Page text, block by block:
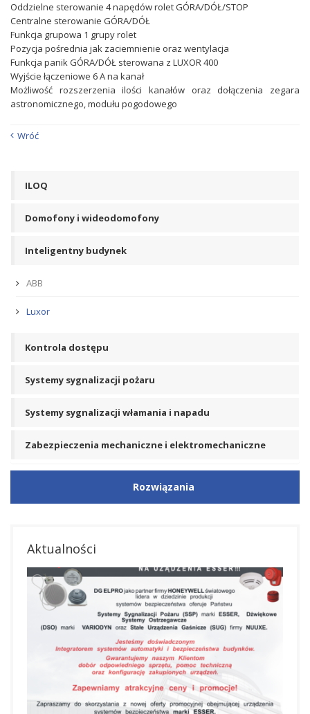
Oddzielne sterowanie 4 napędów rolet GÓRA/DÓŁ/STOP
Centralne sterowanie GÓRA/DÓŁ
Funkcja grupowa 1 grupy rolet
Pozycja pośrednia jak zaciemnienie oraz wentylacja
Funkcja panik GÓRA/DÓŁ sterowana z LUXOR 400
Wyjście łączeniowe 6 A na kanał
Możliwość rozszerzenia ilości kanałów oraz dołączenia zegara
astronomicznego, modułu pogodowego
Wróć
ILOQ
Domofony i wideodomofony
Inteligentny budynek
ABB
Luxor
Kontrola dostępu
Systemy sygnalizacji pożaru
Systemy sygnalizacji włamania i napadu
Zabezpieczenia mechaniczne i elektromechaniczne
Rozwiązania
Aktualności